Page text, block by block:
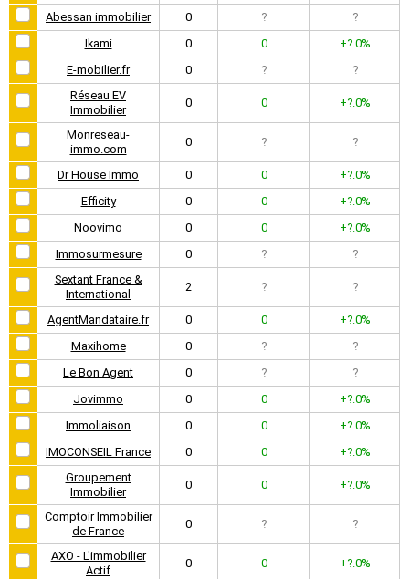
Abessan immobilier 0 ?
?
Ikami
0 0
+?.0%
E-mobilier.fr
0 ?
?
Réseau EV
Immobilier
0 0 +?.0%
Monreseau-
immo.com
0 ? ?
Dr House Immo 0 0
+?.0%
Efficity
0 0
+?.0%
Noovimo
0 0
+?.0%
Immosurmesure
0 ?
?
Sextant France &
International
2 ? ?
AgentMandataire.fr 0 0
+?.0%
Maxihome
0 ?
?
Le Bon Agent
0 ?
?
Jovimmo
0 0
+?.0%
Immoliaison
0 0
+?.0%
IMOCONSEIL France
0 0
+?.0%
Groupement
Immobilier
0 0 +?.0%
Comptoir Immobilier
de France
0 ? ?
AXO - L'immobilier
Actif
0 0 +?.0%